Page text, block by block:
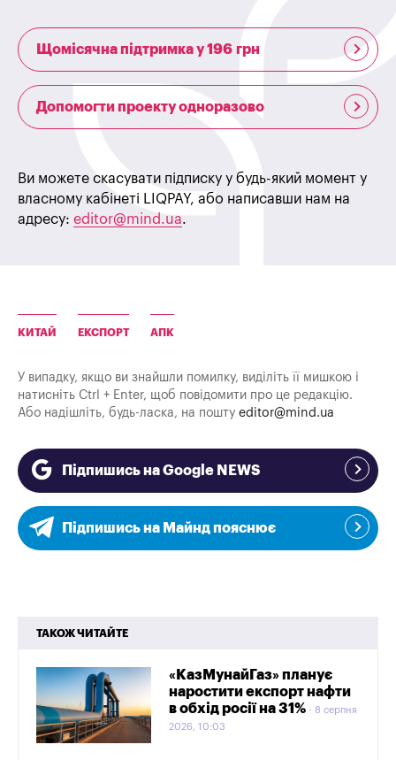
Щомісячна підтримка у 196 грн
Допомогти проекту одноразово
Ви можете скасувати підписку у будь-який момент у
власному кабінеті LIQPAY, або написавши нам на
адресу: editor@mind.ua.
КИТАЙ ЕКСПОРТ АПК
У випадку, якщо ви знайшли помилку, виділіть її мишкою і
натисніть Ctrl + Enter, щоб повідомити про це редакцію.
Або надішліть, будь-ласка, на пошту editor@mind.ua
Підпишись на Google NEWS
Підпишись на Майнд пояснює
ТАКОЖ ЧИТАЙТЕ
«КазМунайГаз» планує
наростити експорт нафти
в обхід росії на 31%
8 серпня
2026, 10:03